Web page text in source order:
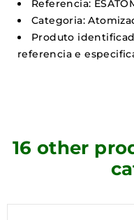
Referencia:
Categoria:
Produto
referencia e
16 other